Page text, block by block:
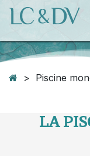
Se rendre au
> Piscine
LA